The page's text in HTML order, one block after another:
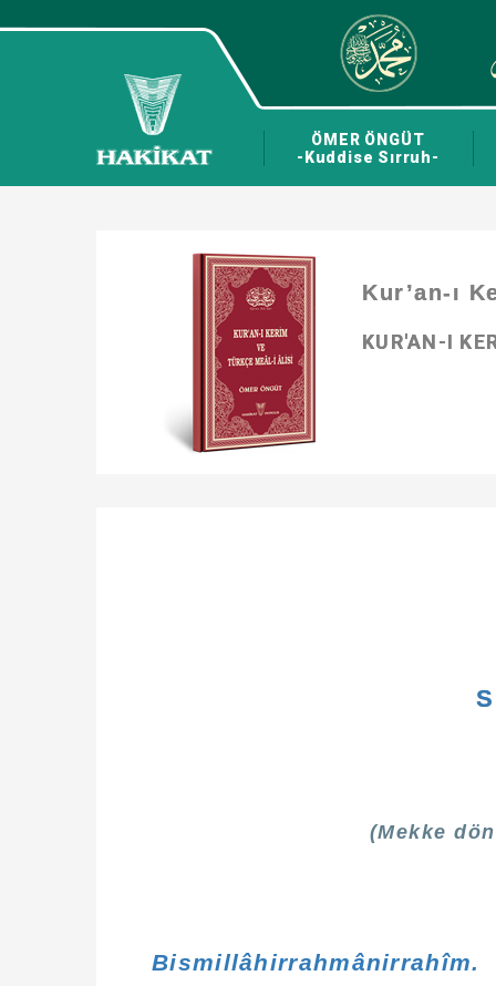
ÖMER ÖNGÜT
-Kuddise Sırruh-
Kur’an-ı
KUR'AN-I
(Mekke
Bismillâhirrahmânirrahîm.